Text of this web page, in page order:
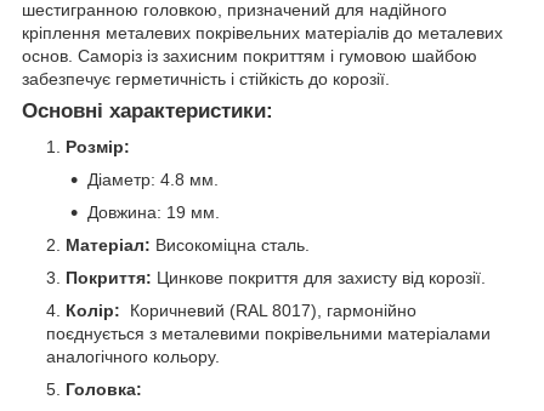
шестигранною головкою, призначений для надійного
кріплення металевих покрівельних матеріалів до металевих
основ. Саморіз із захисним покриттям і гумовою шайбою
забезпечує герметичність і стійкість до корозії.
Основні характеристики:
Розмір:
Діаметр: 4.8 мм.
Довжина: 19 мм.
Матеріал: Високоміцна сталь.
Покриття: Цинкове покриття для захисту від корозії.
Колір: Коричневий (RAL 8017), гармонійно
поєднується з металевими покрівельними матеріалами
аналогічного кольору.
Головка: